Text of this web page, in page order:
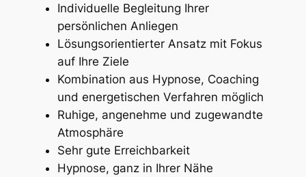
Individuelle Begleitung Ihrer
persönlichen Anliegen
Lösungsorientierter Ansatz mit Fokus
auf Ihre Ziele
Kombination aus Hypnose, Coaching
und energetischen Verfahren möglich
Ruhige, angenehme und zugewandte
Atmosphäre
Sehr gute Erreichbarkeit
Hypnose, ganz in Ihrer Nähe